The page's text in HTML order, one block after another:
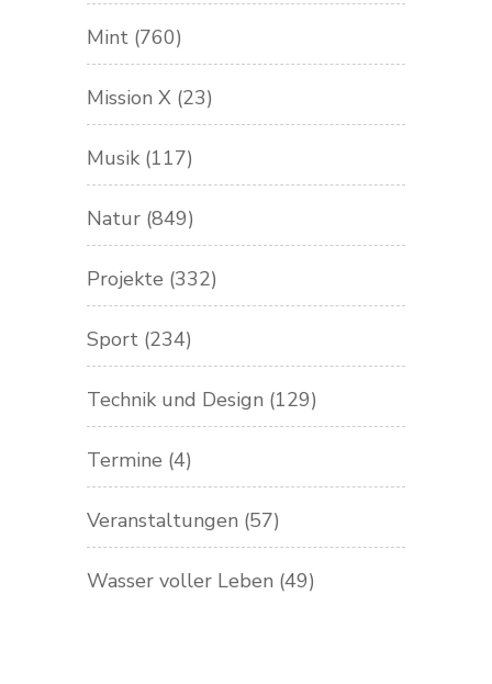
Mint (760)
Mission X (23)
Musik (117)
Natur (849)
Projekte (332)
Sport (234)
Technik und Design (129)
Termine (4)
Veranstaltungen (57)
Wasser voller Leben (49)